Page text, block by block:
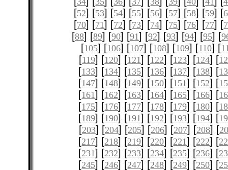
[52] [53] [54] [55] [56] [57] [58] [59] [
[70] [71] [72] [73] [74] [75] [76] [77] [
[88] [89] [90] [91] [92] [93] [94] [95] [
[105] [106] [107] [108] [109] [110] [
[119] [120] [121] [122] [123] [124] [
[133] [134] [135] [136] [137] [138] [
[147] [148] [149] [150] [151] [152] [
[161] [162] [163] [164] [165] [166] [
[175] [176] [177] [178] [179] [180] [
[189] [190] [191] [192] [193] [194] [
[203] [204] [205] [206] [207] [208] [
[217] [218] [219] [220] [221] [222] [
[231] [232] [233] [234] [235] [236] [
[245] [246] [247] [248] [249] [250] [